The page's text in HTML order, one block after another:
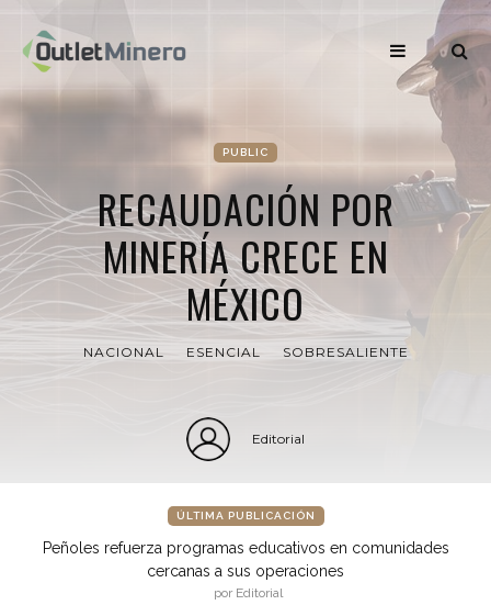
PUBLIC
RECAUDACIÓN POR
MINERÍA CRECE EN
MÉXICO
NACIONAL ESENCIAL SOBRESALIENTE
Editorial
ÚLTIMA PUBLICACIÓN
Peñoles refuerza programas educativos en comunidades
cercanas a sus operaciones
por Editorial